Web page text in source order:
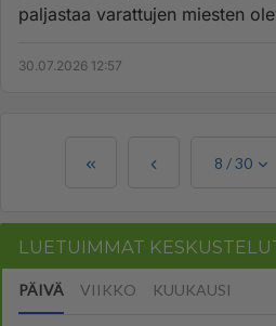
paljastaa varattujen miesten
30.07.2026 12:57
8 /30
LUETUIMMAT
PÄIVÄ VIIKKO KUUKAUSI